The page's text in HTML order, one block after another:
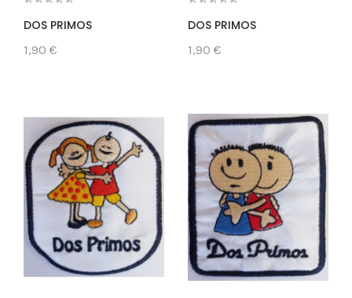
DOS PRIMOS
1,90 €
DOS PRIMOS
1,90 €